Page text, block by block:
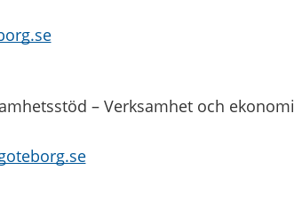
– Verksamhet och ekonomi